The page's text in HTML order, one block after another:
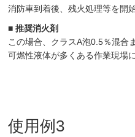
消防車到着後、残火処理等を開始
■ 推奨消火剤
この場合、クラスA泡0.5％混合
可燃性液体が多くある作業現場
使用例3